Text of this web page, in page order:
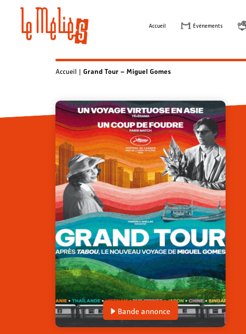
Accueil Évènements
Accueil | Grand Tour – Miguel Gomes
Bande annonce